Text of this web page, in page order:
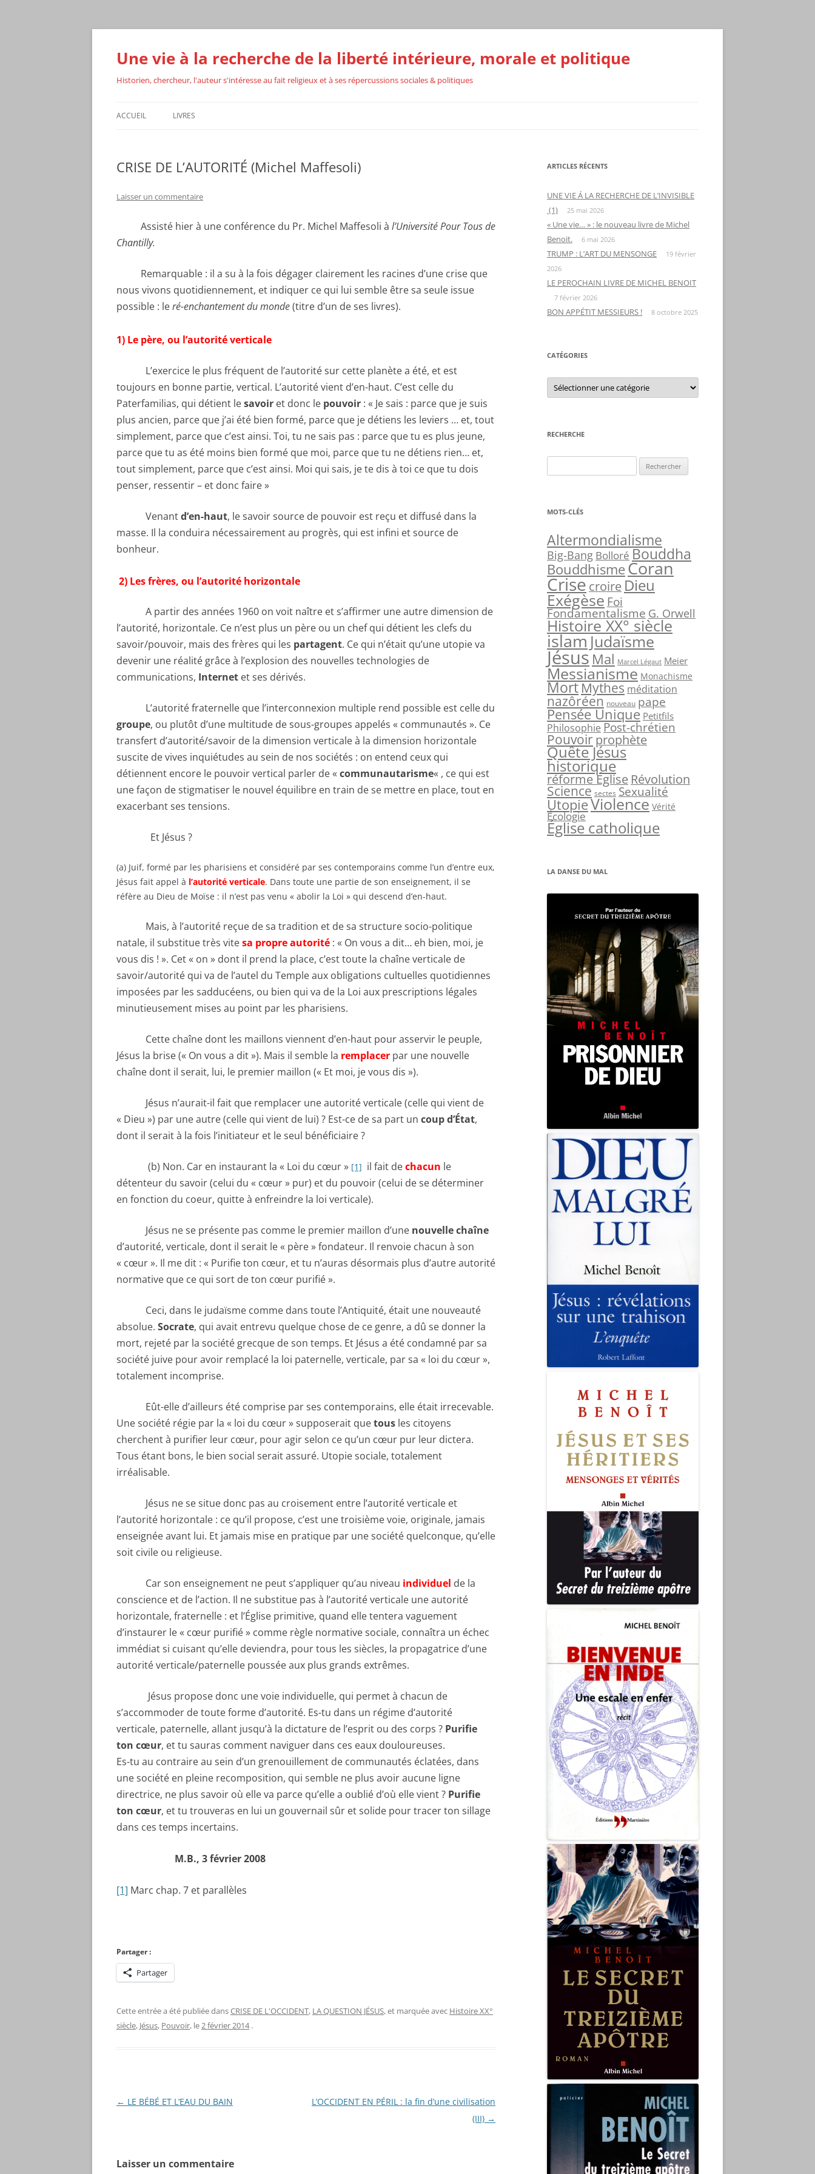
Aller
contenu
Une vie à la recherche de la liberté intérieure, morale et politique
Historien, chercheur, l'auteur s'intéresse au fait religieux et à ses répercussions sociales & politiques
ACCUEIL LIVRES
PRISONNIER DE DIEU
DIEU MALGRÉ LUI
« LE SECRET DU TREIZIÈME
APÔTRE » EN LIVRE DE POCHE
JÉSUS ET SES HÉRITIERS –
LES « MÉMOIRES D’UN JUIF
ORDINAIRE » (DANS LE SILENCE
ANGLAIS.
L’ÉVANGILE DU TREIZIÉME APOTRE
– AUX SOURCES DE L’ÉVANGILE
SELON SAINT JEAN
ORDINAIRE
CRISE DE L’AUTORITÉ (Michel Maffesoli)
Laisser un commentaire
Assisté hier à une conférence du Pr. Michel Maffesoli à l’Université Pour Tous de
Chantilly.
Remarquable : il a su à la fois dégager clairement les racines d’une crise que
nous vivons quotidiennement, et indiquer ce qui lui semble être sa seule issue
possible : leré-enchantement du monde(titre d’un de ses livres).
1) Le père, ou l’autorité verticale
L’exercice le plus fréquent de l’autorité sur cette planète a été, et est
toujours en bonne partie, vertical. L’autorité vient d’en-haut. C’est celle du
Paterfamilias, qui détient lesavoir et donc le pouvoir : « Je sais : parce que je suis
plus ancien, parce que j’ai été bien formé, parce que je détiens les leviers … et, tout
simplement, parce que c’est ainsi. Toi, tu ne sais pas : parce que tu es plus jeune,
parce que tu as été moins bien formé que moi, parce que tu ne détiens rien… et,
tout simplement, parce que c’est ainsi. Moi qui sais, je te dis à toi ce que tu dois
penser, ressentir – et donc faire »
Venantd’en-haut, le savoir source de pouvoir est reçu et diffusé dans la
masse. Il la conduira nécessairement au progrès, qui est infini et source de
bonheur.
2) Les frères, ou l’autorité horizontale
A partir des années 1960 on voit naître et s’affirmer une autre dimension de
l’autorité, horizontale. Ce n’est plus un père ou un chef qui détient les clefs du
savoir/pouvoir, mais des frères qui les partagent. Ce qui n’était qu’une utopie va
devenir une réalité grâce à l’explosion des nouvelles technologies de
communications, Internet et ses dérivés.
L’autorité fraternelle que l’interconnexion multiple rend possible est celle du
groupe, ou plutôt d’une multitude de sous-groupes appelés « communautés ». Ce
transfert d’autorité/savoir de la dimension verticale à la dimension horizontale
suscite de vives inquiétudes au sein de nos sociétés : on entend ceux qui
détiennent encore le pouvoir vertical parler de « communautarisme« , ce qui est
une façon de stigmatiser le nouvel équilibre en train de se mettre en place, tout en
exacerbant ses tensions.
Et Jésus ?
(a) Juif, formé par les pharisiens et considéré par ses contemporains comme l’un d’entre eux,
Jésus fait appel à l’autorité verticale. Dans toute une partie de son enseignement, il se
réfère au Dieu de Moïse : il n’est pas venu « abolir la Loi » qui descend d’en-haut.
Mais, à l’autorité reçue de sa tradition et de sa structure socio-politique
natale, il substitue très vitesa propre autorité : « On vous a dit… eh bien, moi, je
vous dis ! ». Cet « on » dont il prend la place, c’est toute la chaîne verticale de
savoir/autorité qui va de l’autel du Temple aux obligations cultuelles quotidiennes
imposées par les sadducéens, ou bien qui va de la Loi aux prescriptions légales
minutieusement mises au point par les pharisiens.
Cette chaîne dont les maillons viennent d’en-haut pour asservir le peuple,
Jésus la brise (« On vous a dit »). Mais il semble la remplacer par une nouvelle
chaîne dont il serait, lui, le premier maillon (« Et moi, je vous dis »).
Jésus n’aurait-il fait que remplacer une autorité verticale (celle qui vient de
« Dieu ») par une autre (celle qui vient de lui) ? Est-ce de sa part un coup d’État,
dont il serait à la fois l’initiateur et le seul bénéficiaire ?
(b) Non. Car en instaurant la « Loi du cœur » [1] il fait dechacun le
détenteur du savoir (celui du « cœur » pur) et du pouvoir (celui de se déterminer
en fonction du coeur, quitte à enfreindre la loi verticale).
Jésus ne se présente pas comme le premier maillon d’une nouvelle chaîne
d’autorité, verticale, dont il serait le « père » fondateur. Il renvoie chacun à son
« cœur ». Il me dit : « Purifie ton cœur, et tu n’auras désormais plus d’autre autorité
normative que ce qui sort de ton cœur purifié ».
Ceci, dans le judaïsme comme dans toute l’Antiquité, était une nouveauté
absolue. Socrate, qui avait entrevu quelque chose de ce genre, a dû se donner la
mort, rejeté par la société grecque de son temps. Et Jésus a été condamné par sa
société juive pour avoir remplacé la loi paternelle, verticale, par sa « loi du cœur »,
totalement incomprise.
Eût-elle d’ailleurs été comprise par ses contemporains, elle était irrecevable.
Une société régie par la « loi du cœur » supposerait quetous les citoyens
cherchent à purifier leur cœur, pour agir selon ce qu’un cœur pur leur dictera.
Tous étant bons, le bien social serait assuré. Utopie sociale, totalement
irréalisable.
Jésus ne se situe donc pas au croisement entre l’autorité verticale et
l’autorité horizontale : ce qu’il propose, c’est une troisième voie, originale, jamais
enseignée avant lui. Et jamais mise en pratique par une société quelconque, qu’elle
soit civile ou religieuse.
Car son enseignement ne peut s’appliquer qu’au niveau individuel de la
conscience et de l’action. Il ne substitue pas à l’autorité verticale une autorité
horizontale, fraternelle : et l’Église primitive, quand elle tentera vaguement
d’instaurer le « cœur purifié » comme règle normative sociale, connaîtra un échec
immédiat si cuisant qu’elle deviendra, pour tous les siècles, la propagatrice d’une
autorité verticale/paternelle poussée aux plus grands extrêmes.
Jésus propose donc une voie individuelle, qui permet à chacun de
s’accommoder de toute forme d’autorité. Es-tu dans un régime d’autorité
verticale, paternelle, allant jusqu’à la dictature de l’esprit ou des corps ? Purifie
ton cœur, et tu sauras comment naviguer dans ces eaux douloureuses.
Es-tu au contraire au sein d’un grenouillement de communautés éclatées, dans
une société en pleine recomposition, qui semble ne plus avoir aucune ligne
directrice, ne plus savoir où elle va parce qu’elle a oublié d’où elle vient ? Purifie
ton cœur, et tu trouveras en lui un gouvernail sûr et solide pour tracer ton sillage
dans ces temps incertains.
M.B., 3 février 2008
[1] Marc chap. 7 et parallèles
Partager :
Partager
Cette entrée a été publiée dansCRISE DE L'OCCIDENT, LA QUESTION JÉSUS, et marquée avec Histoire XX°
siècle, Jésus, Pouvoir, le2 février 2014 .
Navigation
← LE BÉBÉ ET L’EAU DU BAIN
L’OCCIDENT EN PÉRIL : la fin d’une civilisation
(III) →
Laisser un commentaire
ARTICLES RÉCENTS
UNE VIE Á LA RECHERCHE DE L’INVISIBLE
(1)
25 mai 2026
« Une vie… » : le nouveau livre de Michel
Benoit.
6 mai 2026
TRUMP : L’ART DU MENSONGE
19 février
2026
LE PEROCHAIN LIVRE DE MICHEL BENOIT
7 février 2026
BON APPÉTIT MESSIEURS ! 8 octobre 2025
CATÉGORIES
C
t
r
i
s
RECHERCHE
e
h
r
c
h
e
r
:
MOTS-CLÉS
Altermondialisme
Big-Bang Bolloré Bouddha
BouddhismeCoran
Crisecroire Dieu
Exégèse Foi
Fondamentalisme G. Orwell
Histoire XX° siècle
islamJudaïsme
Jésus Mal Marcel Légaut Meier
Messianisme Monachisme
Mort Mythes méditation
nazôréen nouveau pape
Pensée Unique Petitfils
Philosophie Post-chrétien
Pouvoirprophète
Quête Jésus
historique
réforme Église Révolution
Science sectes Sexualité
UtopieViolence Vérité
Écologie
Église catholique
LA DANSE DU MAL